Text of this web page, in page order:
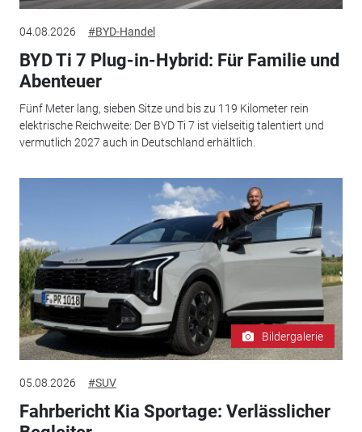
04.08.2026 #BYD-Handel
BYD Ti 7 Plug-in-Hybrid: Für Familie und
Abenteuer
Fünf Meter lang, sieben Sitze und bis zu 119 Kilometer rein
elektrische Reichweite: Der BYD Ti 7 ist vielseitig talentiert und
vermutlich 2027 auch in Deutschland erhältlich.
Bildergalerie
05.08.2026 #SUV
Fahrbericht Kia Sportage: Verlässlicher